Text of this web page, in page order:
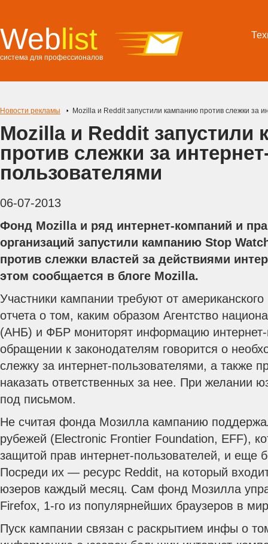
Weblist
система для профессионалов
Новости рекламы Mozilla и Reddit запустили кампанию против слежки за
Mozilla и Reddit запустили
против слежки за
пользователями
06-07-2013
Фонд Mozilla и ряд интернет-компаний и
организаций запустили кампанию Stop
против слежки властей за действиями
этом сообщается в блоге Mozilla.
Участники кампании требуют от американского
отчета о том, каким образом Агентство
(АНБ) и ФБР мониторят информацию интернет-
обращении к законодателям говорится о
слежку за интернет-пользователями, а также
наказать ответственных за нее. При желании
под письмом.
Не считая фонда Мозилла кампанию
рубежей (Electronic Frontier Foundation, EFF),
защитой прав интернет-пользователей, и еще
Посреди их — ресурс Reddit, на который
юзеров каждый месяц. Сам фонд Мозилла
Firefox, 1-го из популярнейших браузеров в
Пуск кампании связан с раскрытием инфы о